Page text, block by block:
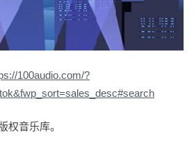
100audio.com/?
权音乐库。